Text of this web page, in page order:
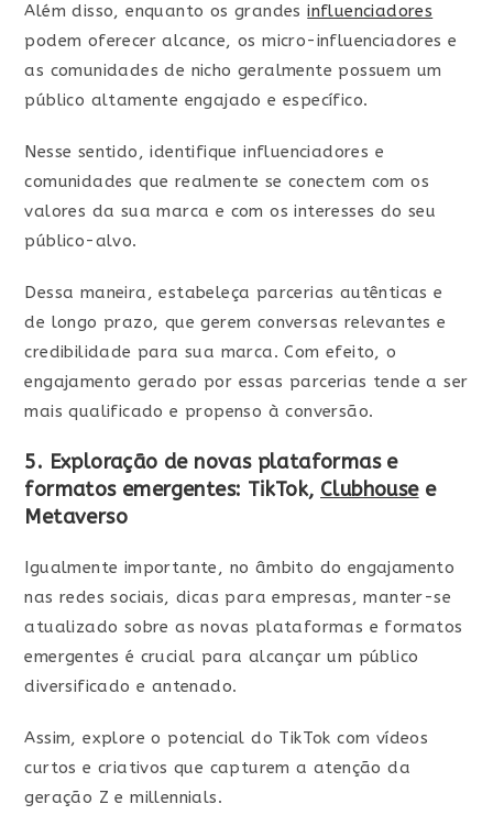
Além disso, enquanto os grandesinfluenciadores
podem oferecer alcance, os micro-influenciadores e
as comunidades de nicho geralmente possuem um
público altamente engajado e específico.
Nesse sentido, identifique influenciadores e
comunidades que realmente se conectem com os
valores da sua marca e com os interesses do seu
público-alvo.
Dessa maneira, estabeleça parcerias autênticas e
de longo prazo, que gerem conversas relevantes e
credibilidade para sua marca. Com efeito, o
engajamento gerado por essas parcerias tende a ser
mais qualificado e propenso à conversão.
5. Exploração de novas plataformas e
formatos emergentes: TikTok, Clubhousee
Metaverso
Igualmente importante, no âmbito do engajamento
nas redes sociais, dicas para empresas, manter-se
atualizado sobre as novas plataformas e formatos
emergentes é crucial para alcançar um público
diversificado e antenado.
Assim, explore o potencial do TikTok com vídeos
curtos e criativos que capturem a atenção da
geração Z e millennials.